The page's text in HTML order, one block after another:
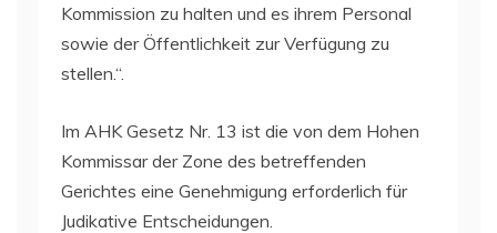
Kommission zu halten und es ihrem Personal
sowie der Öffentlichkeit zur Verfügung zu
stellen.“.
Im AHK Gesetz Nr. 13 ist die von dem Hohen
Kommissar der Zone des betreffenden
Gerichtes eine Genehmigung erforderlich für
Judikative Entscheidungen.